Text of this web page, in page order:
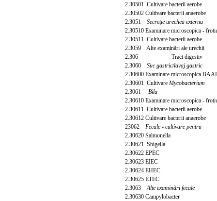
2.30501 Cultivare bacterii aerobe
2.30502 Cultivare bacterii anaerobe
2.3051 Secreţie urechea externa
2.30510 Examinare microscopica -
2.30511 Cultivare bacterii aerobe
2.3059 Alte examinări ale urechii
2.306 Tract digestiv
2.3060 Suc gastric/lavaj gastric
2.30600 Examinare microscopica
2.30601 Cultivare Mycobacterium
2.3061 Bila
2.30610 Examinare microscopica -
2.30611 Cultivare bacterii aerobe
2.30612 Cultivare bacterii anaerobe
23062 Fecale - cultivare pentru
2.30620 Salmonella
2.30621 Sbigella
2.30622 EPEC
2.30623 EIEC
2.30624 EHEC
2.30625 ETEC
2.3063 Alte examinări fecale
2.30630 Campylobacter